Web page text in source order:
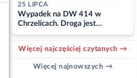
25 LIPCA
Wypadek na DW 414 w
Chrzelicach. Droga jest
zablokowana
Więcej najczęściej czytanych →
Więcej najnowszych →